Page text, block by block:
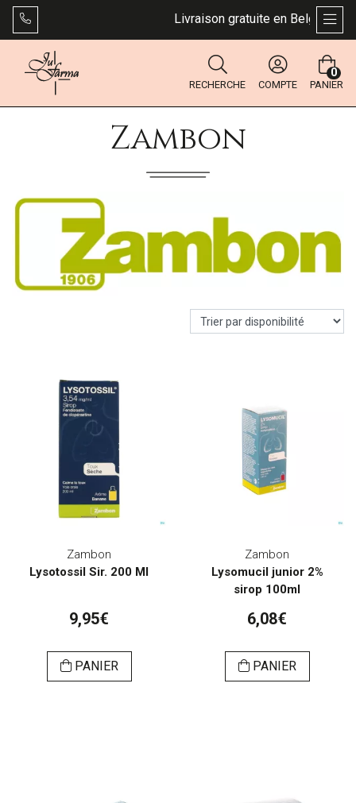
Livraison gratuite en Belgique
RECHERCHE COMPTE PANIER
0
Zambon
Zambon
Lysotossil Sir. 200 Ml
9,95€
PANIER
Zambon
Lysomucil junior 2%
sirop 100ml
6,08€
PANIER